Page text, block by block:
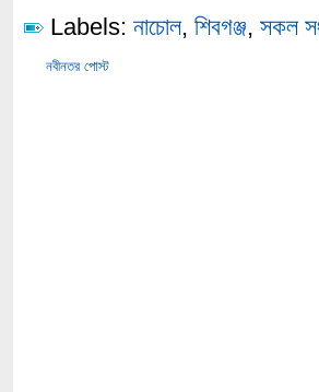
Labels: নাচোল, শিবগঞ্জ, সকল
নবীনতর পোস্ট